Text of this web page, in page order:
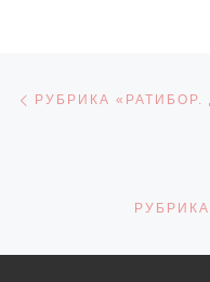
Навигация
РУБРИКА